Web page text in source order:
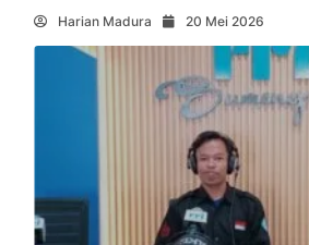
Harian Madura 20 Mei 2026